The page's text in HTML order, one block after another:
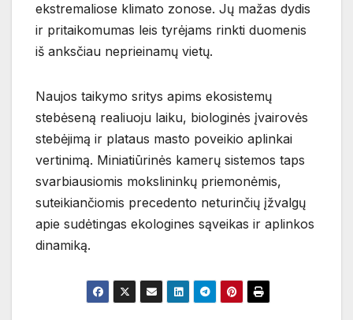
ekstremaliose klimato zonose. Jų mažas dydis
ir pritaikomumas leis tyrėjams rinkti duomenis
iš anksčiau neprieinamų vietų.
Naujos taikymo sritys apims ekosistemų
stebėseną realiuoju laiku, biologinės įvairovės
stebėjimą ir plataus masto poveikio aplinkai
vertinimą. Miniatiūrinės kamerų sistemos taps
svarbiausiomis mokslininkų priemonėmis,
suteikiančiomis precedento neturinčių įžvalgų
apie sudėtingas ekologines sąveikas ir aplinkos
dinamiką.